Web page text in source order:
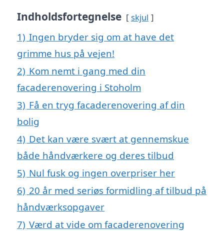
Indholdsfortegnelse skjul
1) Ingen bryder sig om at have det
grimme hus på vejen!
2) Kom nemt i gang med din
facaderenovering i Stoholm
3) Få en tryg facaderenovering af din
bolig
4) Det kan være svært at gennemskue
både håndværkere og deres tilbud
5) Nul fusk og ingen overpriser her
6) 20 år med seriøs formidling af tilbud på
håndværksopgaver
7) Værd at vide om facaderenovering